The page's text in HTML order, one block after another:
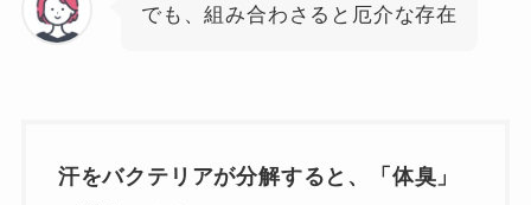
でも、組み合わさると厄介な存在
汗をバクテリアが分解すると、
「体臭」